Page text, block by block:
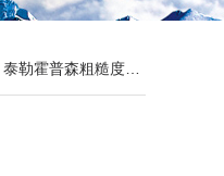
泰勒霍普森粗糙度轮廓仪